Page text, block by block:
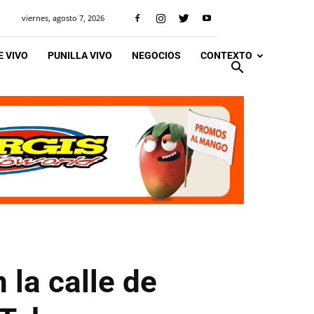
viernes, agosto 7, 2026
VIVO PUNILLA VIVO NEGOCIOS CONTEXTO
la calle de